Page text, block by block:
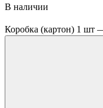
В наличии
Коробка (картон) 1 шт